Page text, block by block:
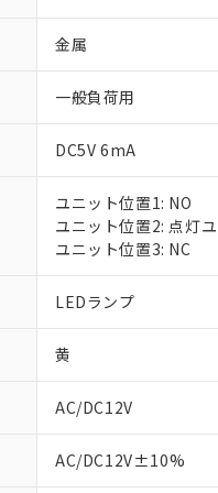
金属
一般負荷用
DC5V 6mA
ユニット位置1: NO
ユニット位置2: 点灯
ユニット位置3: NC
LEDランプ
黄
AC/DC12V
AC/DC12V±10%
※1 対応状況